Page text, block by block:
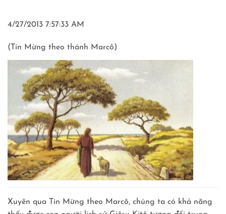
4/27/2013 7:57:33 AM
(Tin Mừng theo thánh Marcô)
Xuyên qua Tin Mừng theo Marcô, chúng ta có khả năng